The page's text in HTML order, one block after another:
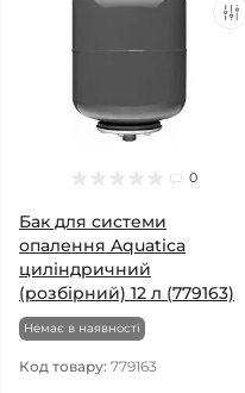
0
Бак для системи
опалення Aquatica
циліндричний
(розбірний) 12 л (779163)
Немає в наявності
Код товару: 779163